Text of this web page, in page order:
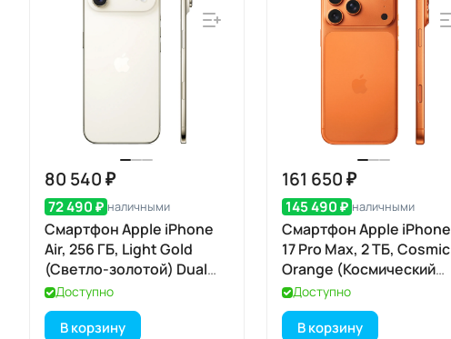
80 540 ₽
72 490 ₽ наличными
Смартфон Apple iPhone
Air, 256 ГБ, Light Gold
(Светло-золотой) Dual
eSIM
Доступно
В корзину
161 650 ₽
145 490 ₽ наличными
Смартфон Apple iPhone
17 Pro Max, 2 ТБ, Cosmic
Orange (Космический
оранжевый) Dual eSIM
Доступно
В корзину